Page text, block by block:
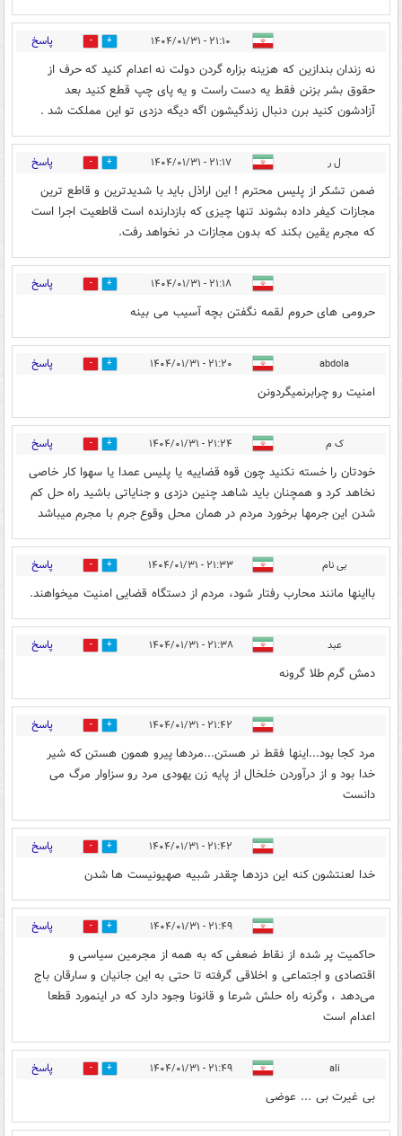
۲۱:۱۰ - ۱۴۰۴/۰۱/۳۱ 1 پاسخ
نه زندان بندازین که هزینه بزاره گردن دولت نه اعدام کنید که حرف از
حقوق بشر بزنن فقط یه دست راست و یه پای چپ قطع کنید بعد
آزادشون کنید برن دنبال زندگیشون اگه دیگه دزدی تو این مملکت شد .
ل ر ۲۱:۱۷ - ۱۴۰۴/۰۱/۳۱ 3 پاسخ
ضمن تشکر از پلیس محترم ! این اراذل باید با شدیدترین و قاطع ترین
مجازات کیفر داده بشوند تنها چیزی که بازدارنده است قاطعیت اجرا است
که مجرم یقین بکند که بدون مجازات در نخواهد رفت.
۲۱:۱۸ - ۱۴۰۴/۰۱/۳۱ 3 پاسخ
حرومی های حروم لقمه نگفتن بچه آسیب می بینه
abdola ۲۱:۲۰ - ۱۴۰۴/۰۱/۳۱ 3 پاسخ
امنیت رو چرابرنمیگردونن
ک م ۲۱:۲۴ - ۱۴۰۴/۰۱/۳۱ 2 پاسخ
خودتان را خسته نکنید چون قوه قضاییه یا پلیس عمدا یا سهوا کار خاصی
نخاهد کرد و همچنان باید شاهد چنین دزدی و جنایاتی باشید راه حل کم
شدن این جرمها برخورد مردم در همان محل وقوع جرم با مجرم میباشد
بی نام ۲۱:۳۳ - ۱۴۰۴/۰۱/۳۱ 5 پاسخ
بااینها مانند محارب رفتار شود، مردم از دستگاه قضایی امنیت میخواهند.
عبد ۲۱:۳۸ - ۱۴۰۴/۰۱/۳۱ 0 پاسخ
دمش گرم طلا گرونه
۲۱:۴۲ - ۱۴۰۴/۰۱/۳۱ 3 پاسخ
مرد کجا بود...اینها فقط نر هستن...مردها پیرو همون هستن که شیر
خدا بود و از درآوردن خلخال از پایه زن یهودی مرد رو سزاوار مرگ می
دانست
۲۱:۴۲ - ۱۴۰۴/۰۱/۳۱ 2 پاسخ
خدا لعنتشون کنه این دزدها چقدر شبیه صهیونیست ها شدن
۲۱:۴۹ - ۱۴۰۴/۰۱/۳۱ 1 پاسخ
حاکمیت پر شده از نقاط ضعفی که به همه از مجرمین سیاسی و
اقتصادی و اجتماعی و اخلاقی گرفته تا حتی به این جانیان و سارقان باج
می‌دهد ، وگرنه راه حلش شرعا و قانونا وجود دارد که در اینمورد قطعا
اعدام است
ali ۲۱:۴۹ - ۱۴۰۴/۰۱/۳۱ 2 پاسخ
بی غیرت بی ... عوضی